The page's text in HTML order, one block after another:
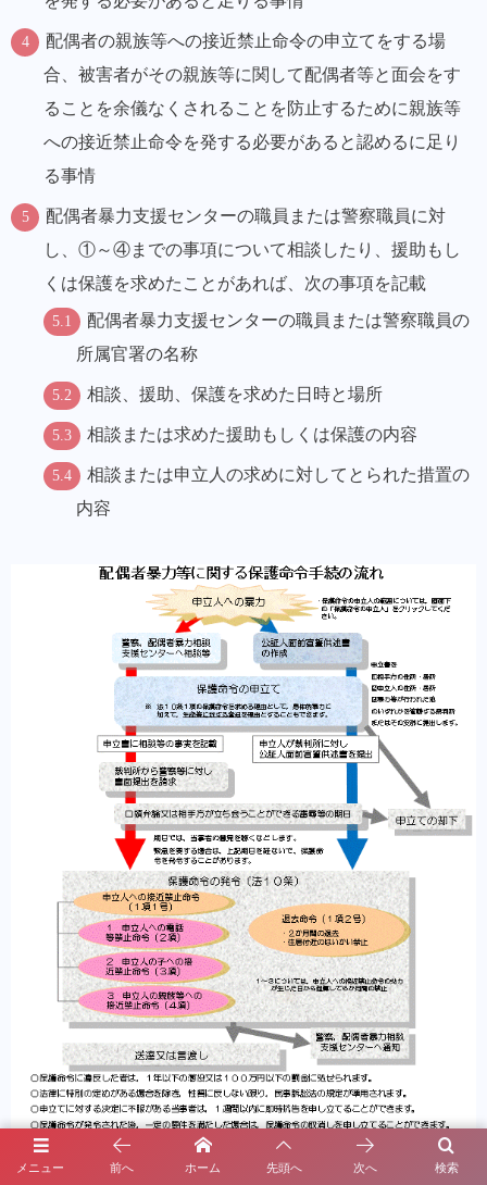
配偶者の親族等への接近禁止命令の申立てをする場
合、被害者がその親族等に関して配偶者等と面会をす
ることを余儀なくされることを防止するために親族等
への接近禁止命令を発する必要があると認めるに足り
る事情
配偶者暴力支援センターの職員または警察職員に対
し、①～④までの事項について相談したり、援助もし
くは保護を求めたことがあれば、次の事項を記載
配偶者暴力支援センターの職員または警察職員の
所属官署の名称
相談、援助、保護を求めた日時と場所
相談または求めた援助もしくは保護の内容
相談または申立人の求めに対してとられた措置の
内容
メニュー 検索
前へ ホーム 先頭へ 次へ